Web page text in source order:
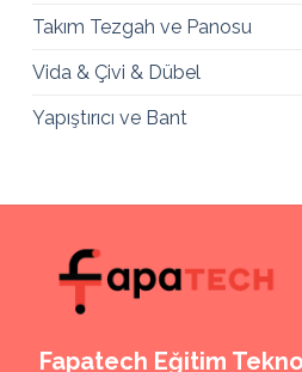
Takım Tezgah ve Panosu
Vida & Çivi & Dübel
Yapıştırıcı ve Bant
Fapatech Eğitim